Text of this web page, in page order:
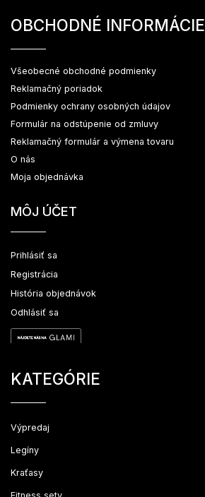
OBCHODNÉ INFORMÁCIE
Všeobecné obchodné podmienky
Reklamačný poriadok
Podmienky ochrany osobných údajov
Formulár na odstúpenie od zmluvy
Reklamačný formulár a výmena tovaru
O nás
Moja objednávka
MÔJ ÚČET
Prihlásiť sa
Registrácia
História objednávok
Odhlásiť sa
KATEGÓRIE
Výpredaj
Legíny
Kraťasy